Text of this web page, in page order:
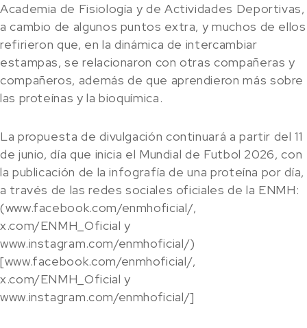
Academia de Fisiología y de Actividades Deportivas,
a cambio de algunos puntos extra, y muchos de ellos
refirieron que, en la dinámica de intercambiar
estampas, se relacionaron con otras compañeras y
compañeros, además de que aprendieron más sobre
las proteínas y la bioquímica.
La propuesta de divulgación continuará a partir del 11
de junio, día que inicia el Mundial de Futbol 2026, con
la publicación de la infografía de una proteína por día,
a través de las redes sociales oficiales de la ENMH:
(www.facebook.com/enmhoficial/,
x.com/ENMH_Oficial y
www.instagram.com/enmhoficial/)
[www.facebook.com/enmhoficial/,
x.com/ENMH_Oficial y
www.instagram.com/enmhoficial/]